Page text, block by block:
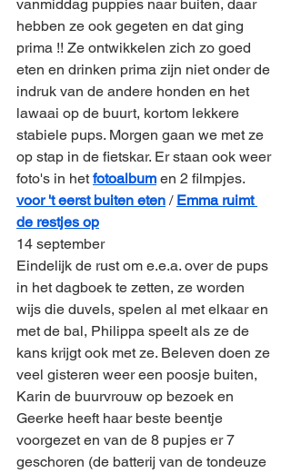
vanmiddag puppies naar buiten, daar
hebben ze ook gegeten en dat ging
prima !! Ze ontwikkelen zich zo goed
eten en drinken prima zijn niet onder de
indruk van de andere honden en het
lawaai op de buurt, kortom lekkere
stabiele pups. Morgen gaan we met ze
op stap in de fietskar. Er staan ook weer
foto's in het fotoalbum en 2 filmpjes.
voor 't eerst buiten eten / Emma ruimt
de restjes op
14 september
Eindelijk de rust om e.e.a. over de pups
in het dagboek te zetten, ze worden
wijs die duvels, spelen al met elkaar en
met de bal, Philippa speelt als ze de
kans krijgt ook met ze. Beleven doen ze
veel gisteren weer een poosje buiten,
Karin de buurvrouw op bezoek en
Geerke heeft haar beste beentje
voorgezet en van de 8 pupjes er 7
geschoren (de batterij van de tondeuze